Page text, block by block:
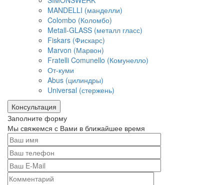
MANDELLI (манделли)
Colombo (Коломбо)
Metall-GLASS (металл гласс)
Fiskars (Фискарс)
Marvon (Марвон)
Fratelli Comunello (Комунелло)
От-куми
Abus (цилиндры)
Universal (стержень)
Консультация
Заполните форму
Мы свяжемся с Вами в ближайшее время